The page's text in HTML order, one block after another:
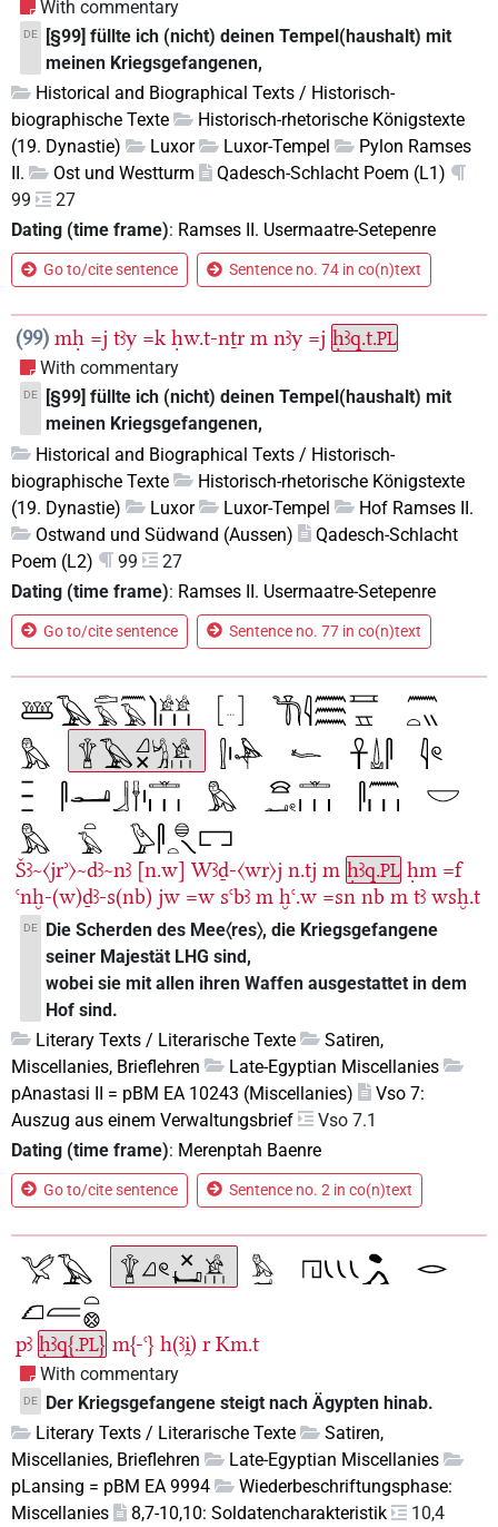
With commentary
DE
[§99] füllte ich (nicht) deinen Tempel(haushalt) mit
meinen Kriegsgefangenen,
Historical and Biographical Texts / Historisch-
biographische Texte
Historisch-rhetorische Königstexte
(19. Dynastie)
Luxor Luxor-Tempel
Pylon Ramses
II.
Ost und Westturm
Qadesch-Schlacht Poem (L1)
99
27
Dating (time frame): Ramses II. Usermaatre-Setepenre
Go to/cite sentence Sentence no. 74 in co(n)text
99 mḥ =j tꜣy =k ḥw.t-nṯr m nꜣy =j ḥꜣq.t.PL
With commentary
DE
[§99] füllte ich (nicht) deinen Tempel(haushalt) mit
meinen Kriegsgefangenen,
Historical and Biographical Texts / Historisch-
biographische Texte
Historisch-rhetorische Königstexte
(19. Dynastie)
Luxor Luxor-Tempel
Hof Ramses II.
Ostwand und Südwand (Aussen)
Qadesch-Schlacht
Poem (L2)
99
27
Dating (time frame): Ramses II. Usermaatre-Setepenre
Go to/cite sentence Sentence no. 77 in co(n)text
Šꜣ~〈jrʾ〉~dꜣ~nꜣ [n.w] Wꜣḏ-〈wr〉j n.tj m ḥꜣq.PL ḥm =f
ꜥnḫ-(w)ḏꜣ-s(nb) jw =w sꜥbꜣ m ḫꜥ.w =sn nb m tꜣ wsḫ.t
DE
Die Scherden des Mee〈res〉, die Kriegsgefangene
seiner Majestät LHG sind,
wobei sie mit allen ihren Waffen ausgestattet in dem
Hof sind.
Literary Texts / Literarische Texte
Satiren,
Miscellanies, Brieflehren
Late-Egyptian Miscellanies
pAnastasi II = pBM EA 10243 (Miscellanies)
Vso 7:
Auszug aus einem Verwaltungsbrief
Vso 7.1
Dating (time frame): Merenptah Baenre
Go to/cite sentence Sentence no. 2 in co(n)text
pꜣ ḥꜣq{.PL} m{-ꜥ} h(ꜣi̯) r Km.t
With commentary
DE
Der Kriegsgefangene steigt nach Ägypten hinab.
Literary Texts / Literarische Texte
Satiren,
Miscellanies, Brieflehren
Late-Egyptian Miscellanies
pLansing = pBM EA 9994
Wiederbeschriftungsphase:
Miscellanies
8,7-10,10: Soldatencharakteristik
10,4